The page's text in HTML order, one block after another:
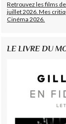
Retrouvez les films
juillet 2026. Mes
Cinéma 2026.
LE LIVRE DU